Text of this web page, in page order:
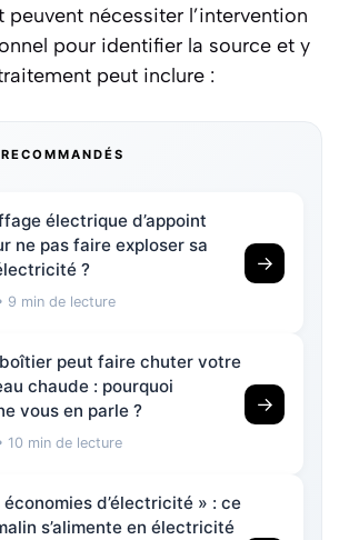
peuvent nécessiter l’intervention
pour identifier la source et y
peut inclure :
électrique d’appoint
ne pas faire exploser sa
?
9 min de lecture
→
peut faire chuter votre
chaude : pourquoi
vous en parle ?
10 min de lecture
→
économies d’électricité » : ce
s’alimente en électricité